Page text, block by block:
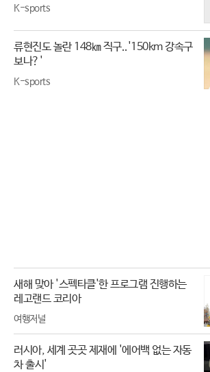
K-sports
류현진도 놀란 148㎞ 직구..'150km 강속구
보나?'
K-sports
새해 맞아 '스펙타클'한 프로그램 진행하는
레고랜드 코리아
여행저널
러시아, 세계 곳곳 제재에 '에어백 없는 자동
차 출시'